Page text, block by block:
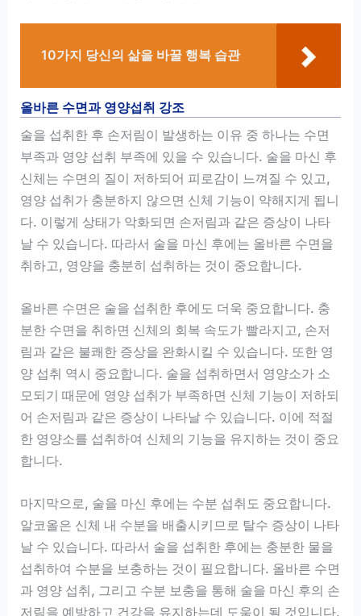
10가지 당신의 삶을 바꿀 행복 습관
올바른 수면과 영양섭취 강조
술을 섭취한 후 손저림이 발생하는 이유 중 하나는 수면
부족과 영양 섭취 부족에 있을 수 있습니다. 술을 마신 후
신체는 수면의 질이 저하되어 피로감이 느껴질 수 있고,
영양 섭취가 충분하지 않으면 신체 기능이 약해지게 됩니
다. 이렇게 상태가 악화되면 손저림과 같은 증상이 나타
날 수 있습니다. 따라서 술을 마신 후에는 올바른 수면을
취하고, 영양을 충분히 섭취하는 것이 중요합니다.
올바른 수면은 술을 섭취한 후에도 더욱 중요합니다. 충
분한 수면을 취하면 신체의 회복 속도가 빨라지고, 손저
림과 같은 불쾌한 증상을 완화시킬 수 있습니다. 또한 영
양 섭취 역시 중요합니다. 술을 섭취하면서 영양소가 소
모되기 때문에 영양 섭취가 부족하면 신체 기능이 저하되
어 손저림과 같은 증상이 나타날 수 있습니다. 이에 적절
한 영양소를 섭취하여 신체의 기능을 유지하는 것이 중요
합니다.
마지막으로, 술을 마신 후에는 수분 섭취도 중요합니다.
알코올은 신체 내 수분을 배출시키므로 탈수 증상이 나타
날 수 있습니다. 따라서 술을 섭취한 후에는 충분한 물을
섭취하여 수분을 보충하는 것이 필요합니다. 올바른 수면
과 영양 섭취, 그리고 수분 보충을 통해 술을 마신 후의 손
저림을 예방하고 건강을 유지하는데 도움이 될 것입니다.